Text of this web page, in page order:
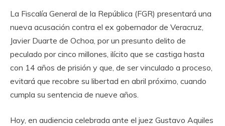
La Fiscalía General de la República (FGR) presentará una
nueva acusación contra el ex gobernador de Veracruz,
Javier Duarte de Ochoa, por un presunto delito de
peculado por cinco millones, ilícito que se castiga hasta
con 14 años de prisión y que, de ser vinculado a proceso,
evitará que recobre su libertad en abril próximo, cuando
cumpla su sentencia de nueve años.
Hoy, en audiencia celebrada ante el juez Gustavo Aquiles